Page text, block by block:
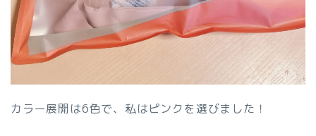
カラー展開は6色で、私はピンクを選びました！